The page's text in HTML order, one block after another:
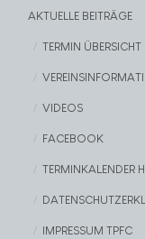
AKTUELLE BEITRÄGE
TERMIN ÜBERSICHT
VIDEOS
FACEBOOK
TERMINKALENDER
IMPRESSUM TPFC